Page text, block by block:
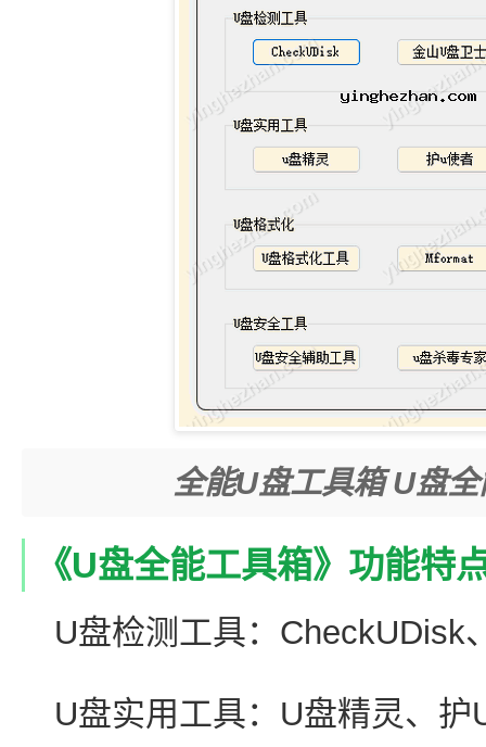
全能U盘工具箱 U盘
《U盘全能工具箱》功能特
U盘检测工具：CheckUDisk
U盘实用工具：U盘精灵、